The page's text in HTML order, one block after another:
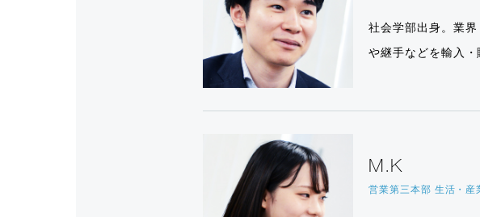
社会学部出身。業
や継手などを輸入・
M.K
営業第三本部 生活・産